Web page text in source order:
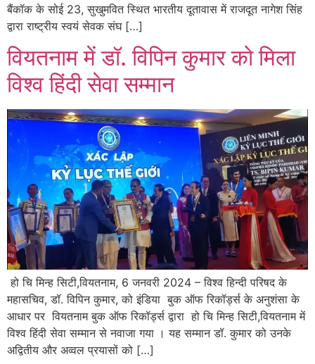
बैंकॉक के सोई 23, सुखुमवित स्थित भारतीय दूतावास में राजदूत नागेश सिंह
द्वारा राष्ट्रीय स्वयं सेवक संघ […]
वियतनाम में डॉ. विपिन कुमार को मिला
विश्व हिंदी सेवा सम्मान
हो चि मिन्ह सिटी,वियतनाम, 6 जनवरी 2024 – विश्व हिन्दी परिषद के
महासचिव, डॉ. विपिन कुमार, को इंडिया बुक ऑफ रिकॉर्ड्स के अनुशंसा के
आधार पर वियतनाम बुक ऑफ रिकॉर्ड्स द्वारा हो चि मिन्ह सिटी,वियतनाम में
विश्व हिंदी सेवा सम्मान से नवाजा गया । यह सम्मान डॉ. कुमार को उनके
अद्वितीय और अव्वल प्रयासों को […]